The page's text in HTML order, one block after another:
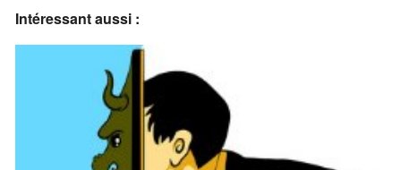
Intéressant aussi :